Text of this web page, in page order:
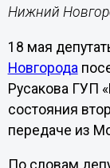
Нижний
18 мая
Новгорода
Русакова ГУП
состояния
передаче из